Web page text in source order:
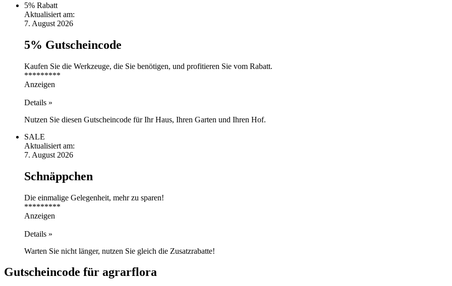
5% Rabatt
Aktualisiert am:
7. August 2026
5% Gutscheincode
Kaufen Sie die Werkzeuge, die Sie benötigen, und profitieren Sie vom Rabatt.
*********
Anzeigen
Details »
Nutzen Sie diesen Gutscheincode für Ihr Haus, Ihren Garten und Ihren Hof.
SALE
Aktualisiert am:
7. August 2026
Schnäppchen
Die einmalige Gelegenheit, mehr zu sparen!
*********
Anzeigen
Details »
Warten Sie nicht länger, nutzen Sie gleich die Zusatzrabatte!
Gutscheincode für agrarflora